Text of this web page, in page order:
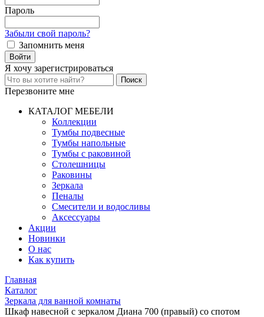
Пароль
Забыли свой пароль?
Запомнить меня
Я хочу зарегистрироваться
Перезвоните мне
КАТАЛОГ МЕБЕЛИ
Коллекции
Тумбы подвесные
Тумбы напольные
Тумбы с раковиной
Столешницы
Раковины
Зеркала
Пеналы
Смесители и водосливы
Аксессуары
Акции
Новинки
О нас
Как купить
Главная
Каталог
Зеркала для ванной комнаты
Шкаф навесной с зеркалом Диана 700 (правый) со спотом